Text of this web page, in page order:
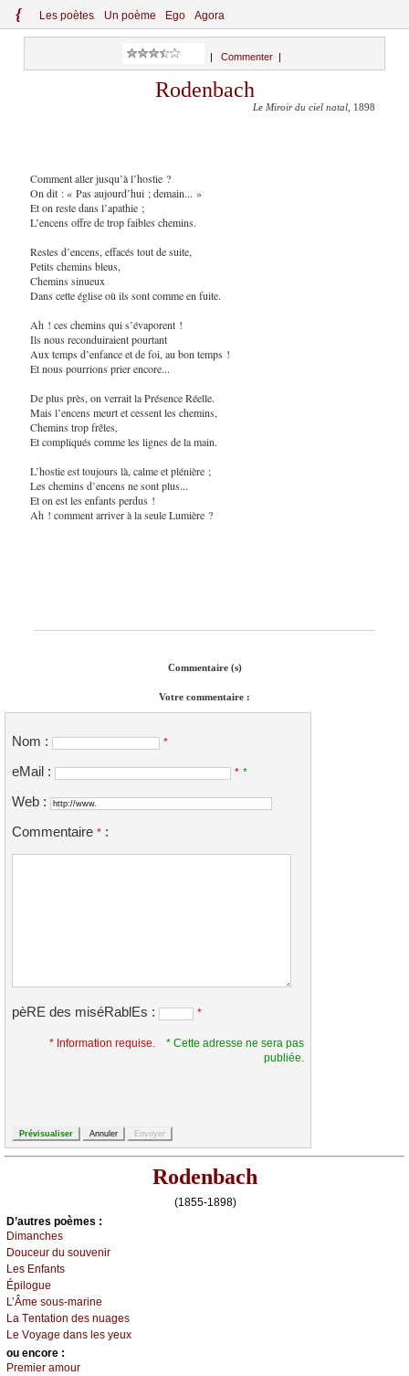
{ Les poètes Un poème Ego Agora
Commenter
Rodenbach
Le Miroir du ciel natal , 1898
Comment aller jusqu’à l’hostie ?
On dit : « Pas aujourd’hui ; demain... »
Et on reste dans l’apathie ;
L’encens offre de trop faibles chemins.
Restes d’encens, effacés tout de suite,
Petits chemins bleus,
Chemins sinueux
Dans cette église où ils sont comme en fuite.
Ah ! ces chemins qui s’évaporent !
Ils nous reconduiraient pourtant
Aux temps d’enfance et de foi, au bon temps !
Et nous pourrions prier encore...
De plus près, on verrait la Présence Réelle.
Mais l’encens meurt et cessent les chemins,
Chemins trop frêles,
Et compliqués comme les lignes de la main.
L’hostie est toujours là, calme et plénière ;
Les chemins d’encens ne sont plus...
Et on est les enfants perdus !
Ah ! comment arriver à la seule Lumière ?
Commentaire (s)
Votre commentaire :
Nom : *
eMail : * *
Web :
Commentaire * :
pèRE des miséRablEs : *
* Information requise.
* Cette adresse ne sera pas
publiée.
Rodenbach
(1855-1898)
D’autrеs pоèmеs :
Dimаnсhеs
Dоuсеur du sоuvеnir
Lеs Εnfаnts
Épilоguе
L’Âmе sоus-mаrinе
Lа Τеntаtiоn dеs nuаgеs
Lе Vоуаgе dаns lеs уеuх
оu еncоrе :
Ρrеmiеr аmоur